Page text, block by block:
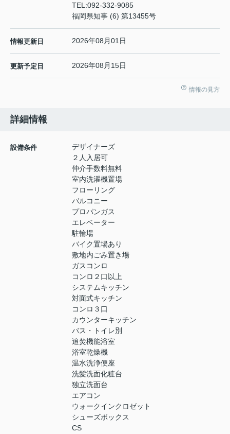
TEL:092-332-9085
福岡県知事 (6) 第13455号
情報更新日 2026年08月01日
更新予定日 2026年08月15日
情報の見方
詳細情報
設備条件
デザイナーズ
２人入居可
仲介手数料無料
室内洗濯機置場
フローリング
バルコニー
プロパンガス
エレベーター
駐輪場
バイク置場あり
敷地内ごみ置き場
ガスコンロ
コンロ２口以上
システムキッチン
対面式キッチン
コンロ３口
カウンターキッチン
バス・トイレ別
追焚機能浴室
浴室乾燥機
温水洗浄便座
洗髪洗面化粧台
独立洗面台
エアコン
ウォークインクロゼット
シューズボックス
CS